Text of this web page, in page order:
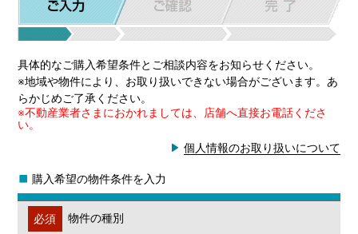
具体的なご購入希望条件とご相談内容をお知らせください。
※地域や物件により、お取り扱いできない場合がございます。あ
らかじめご了承ください。
※不動産業者さまにおかれましては、店舗へ直接お電話くださ
い。
個人情報のお取り扱いについて
購入希望の物件条件を入力
必須 物件の種別